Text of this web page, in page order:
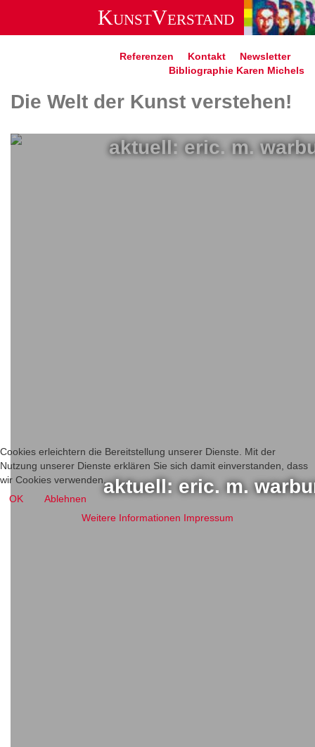
KunstVerstand
Referenzen Kontakt
Newsletter
Bibliographie Karen Michels
Die Welt der Kunst verstehen!
aktuell: eric. m.
Cookies erleichtern die Bereitstellung unserer Dienste. Mit der
Nutzung unserer Dienste erklären Sie sich damit einverstanden, dass
wir Cookies verwenden.
OK
Ablehnen
Weitere Informationen Impressum